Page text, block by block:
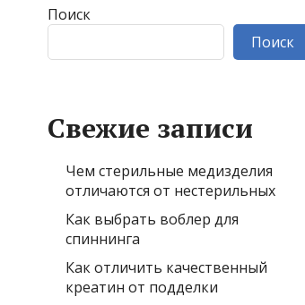
Поиск
Поиск
Свежие записи
Чем стерильные медизделия
отличаются от нестерильных
Как выбрать воблер для
спиннинга
Как отличить качественный
креатин от подделки